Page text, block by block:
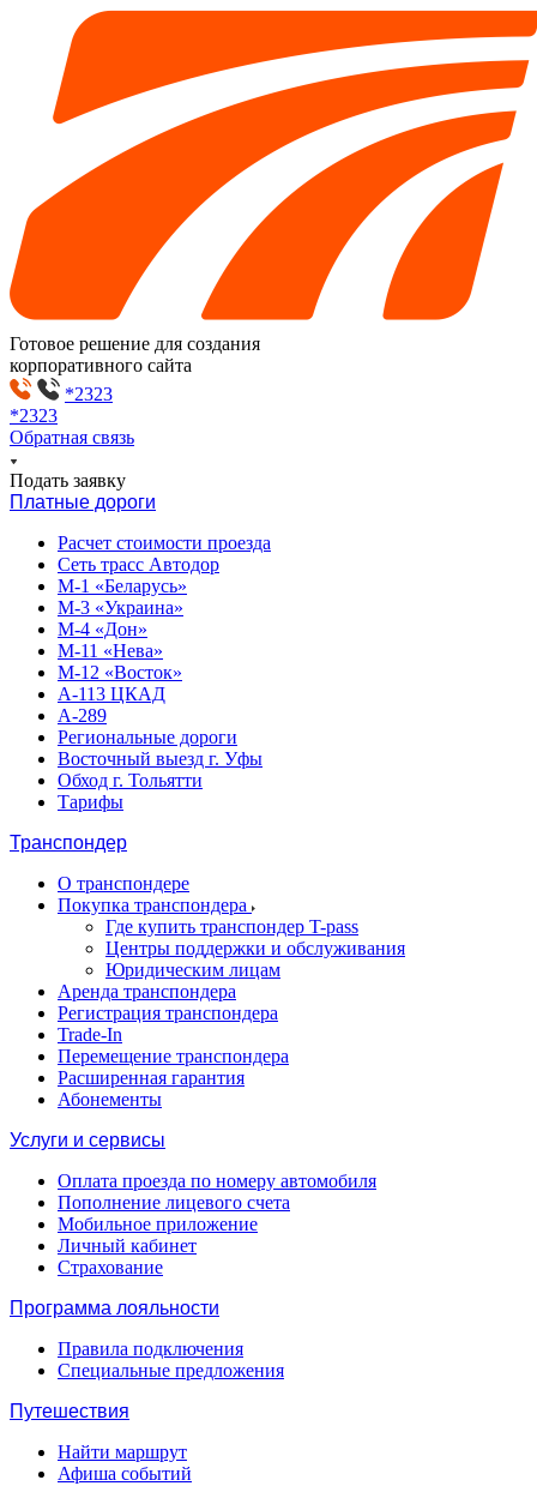
Готовое решение для создания
корпоративного сайта
*2323
*2323
Обратная связь
Подать заявку
Платные дороги
Расчет стоимости проезда
Сеть трасс Автодор
М-1 «Беларусь»
М-3 «Украина»
М-4 «Дон»
М-11 «Нева»
М-12 «Восток»
А-113 ЦКАД
А-289
Региональные дороги
Восточный выезд г. Уфы
Обход г. Тольятти
Тарифы
Транспондер
О транспондере
Покупка транспондера
Где купить транспондер T-pass
Центры поддержки и обслуживания
Юридическим лицам
Аренда транспондера
Регистрация транспондера
Trade-In
Перемещение транспондера
Расширенная гарантия
Абонементы
Услуги и сервисы
Оплата проезда по номеру автомобиля
Пополнение лицевого счета
Мобильное приложение
Личный кабинет
Страхование
Программа лояльности
Правила подключения
Специальные предложения
Путешествия
Найти маршрут
Афиша событий